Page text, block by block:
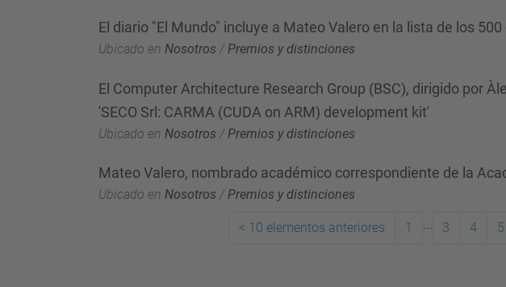
El diario "El Mundo" incluye a Mateo Valero en la lista de los
Ubicado en Nosotros /Premios y distinciones
El Computer Architecture Research Group (BSC), dirigido por
'SECO Srl: CARMA (CUDA on ARM) development kit'
Ubicado en Nosotros / Premios y distinciones
Mateo Valero, nombrado académico correspondiente de la
Ubicado en Nosotros /Premios y distinciones
< 10 elementos anteriores 1 3 4 5